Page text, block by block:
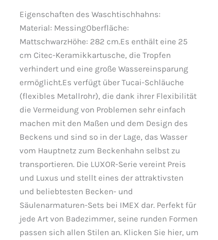
Eigenschaften des Waschtischhahns:
Material: MessingOberfläche:
MattschwarzHöhe: 282 cm.Es enthält eine 25
cm Citec-Keramikkartusche, die Tropfen
verhindert und eine große Wassereinsparung
ermöglicht.Es verfügt über Tucai-Schläuche
(flexibles Metallrohr), die dank ihrer Flexibilität
die Vermeidung von Problemen sehr einfach
machen mit den Maßen und dem Design des
Beckens und sind so in der Lage, das Wasser
vom Hauptnetz zum Beckenhahn selbst zu
transportieren. Die LUXOR-Serie vereint Preis
und Luxus und stellt eines der attraktivsten
und beliebtesten Becken- und
Säulenarmaturen-Sets bei IMEX dar. Perfekt für
jede Art von Badezimmer, seine runden Formen
passen sich allen Stilen an. Klicken Sie hier, um